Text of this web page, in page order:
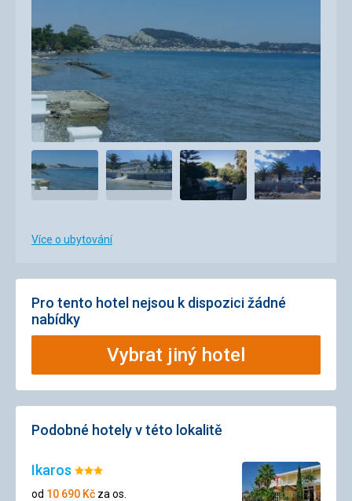
Více o ubytování
Pro tento hotel nejsou k dispozici žádné
nabídky
Vybrat jiný hotel
Podobné hotely v této lokalitě
Ikaros Hodnocení:
3/5
od 10 690 Kč za os.